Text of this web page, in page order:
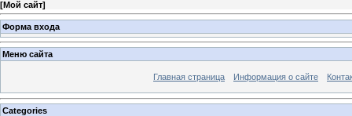
[Мой сайт]
Форма входа
Меню сайта
Главная страница Информация о сайте
Categories